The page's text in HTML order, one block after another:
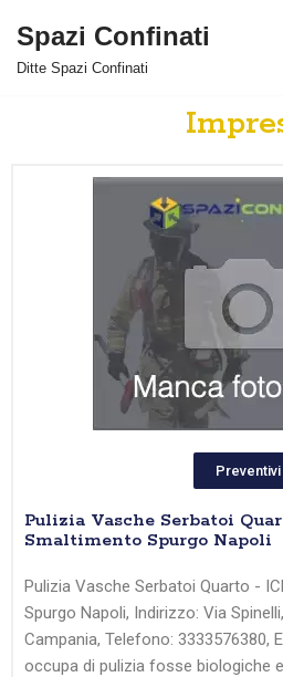
Vai
Spazi Confinati
Ditte Spazi Confinati
Preventivi
Pulizia Vasche Serbatoi
Smaltimento Spurgo Napoli
Pulizia Vasche Serbatoi Quarto -
Spurgo Napoli, Indirizzo: Via
Campania, Telefono: 3333576380,
occupa di pulizia fosse biologiche